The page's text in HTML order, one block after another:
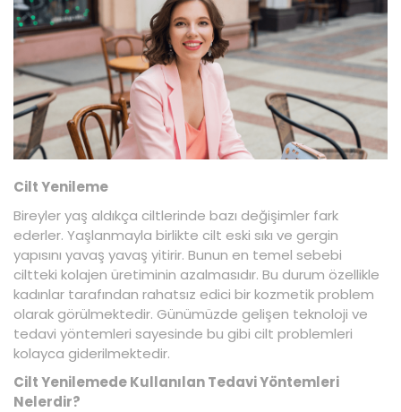
Cilt Yenileme
Bireyler yaş aldıkça ciltlerinde bazı değişimler fark
ederler. Yaşlanmayla birlikte cilt eski sıkı ve gergin
yapısını yavaş yavaş yitirir. Bunun en temel sebebi
ciltteki kolajen üretiminin azalmasıdır. Bu durum özellikle
kadınlar tarafından rahatsız edici bir kozmetik problem
olarak görülmektedir. Günümüzde gelişen teknoloji ve
tedavi yöntemleri sayesinde bu gibi cilt problemleri
kolayca giderilmektedir.
Cilt Yenilemede Kullanılan Tedavi Yöntemleri
Nelerdir?